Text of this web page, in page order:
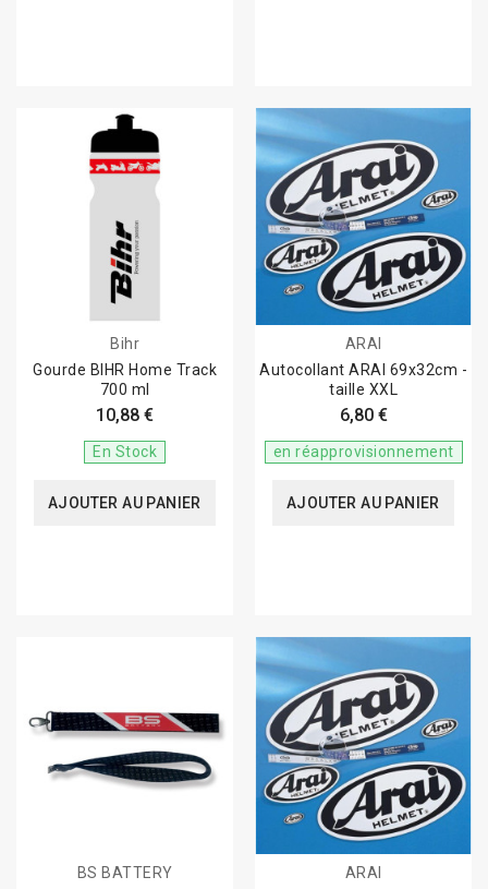
Bihr
Gourde BIHR Home Track
700 ml
10,88 €
En Stock
AJOUTER AU PANIER
ARAI
Autocollant ARAI 69x32cm -
taille XXL
6,80 €
en réapprovisionnement
AJOUTER AU PANIER
BS BATTERY
ARAI